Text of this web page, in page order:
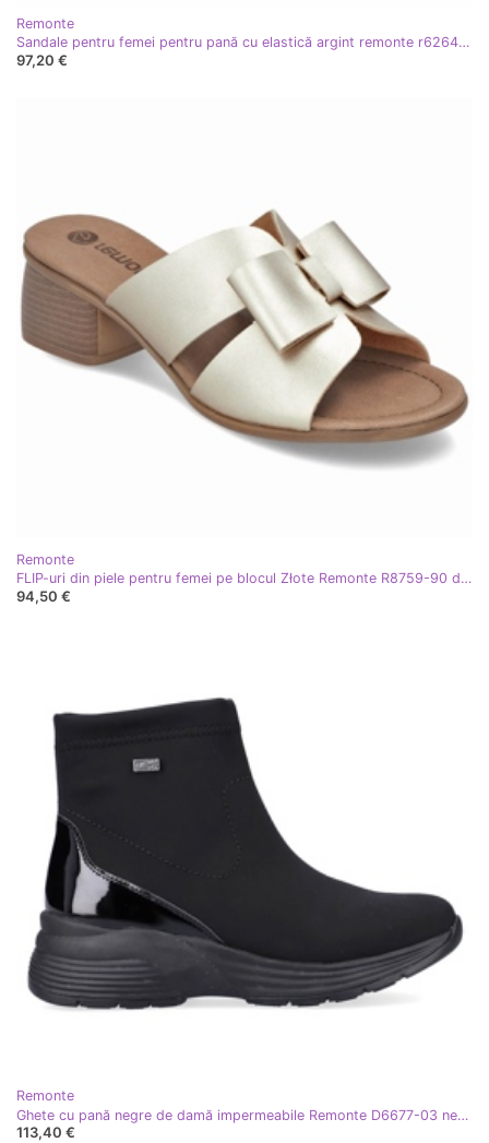
Remonte
Sandale pentru femei pentru pană cu elastică argint remonte r6264-92
97,20 €
Remonte
FLIP-uri din piele pentru femei pe blocul Złote Remonte R8759-90 de aur
94,50 €
Remonte
Ghete cu pană negre de damă impermeabile Remonte D6677-03 negru
113,40 €